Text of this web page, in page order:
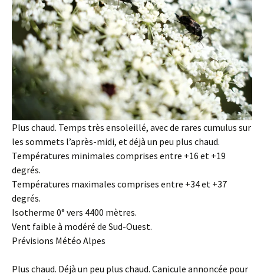
Plus chaud. Temps très ensoleillé, avec de rares cumulus sur
les sommets l’après-midi, et déjà un peu plus chaud.
Températures minimales comprises entre +16 et +19
degrés.
Températures maximales comprises entre +34 et +37
degrés.
Isotherme 0° vers 4400 mètres.
Vent faible à modéré de Sud-Ouest.
Prévisions Météo Alpes
Plus chaud. Déjà un peu plus chaud. Canicule annoncée pour